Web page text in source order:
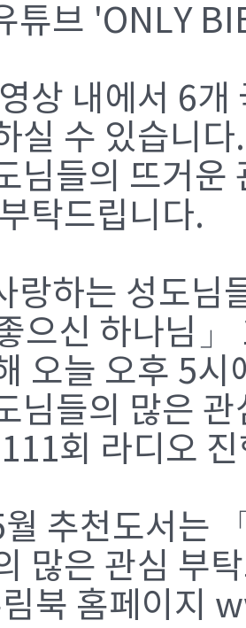
튜브 'ONLY
상 내에서 6개
실 수 있습니다.
님들의 뜨거운
탁드립니다.
랑하는 성도님
좋으신 하나님
오늘 오후 5시
님들의 많은
회 라디오 진
추천도서는
많은 관심 부
림북 홈페이